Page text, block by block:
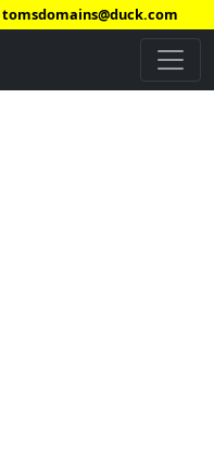
tomsdomains@duck.com